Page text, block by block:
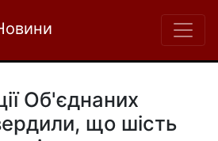
Об'єднаних
що шість